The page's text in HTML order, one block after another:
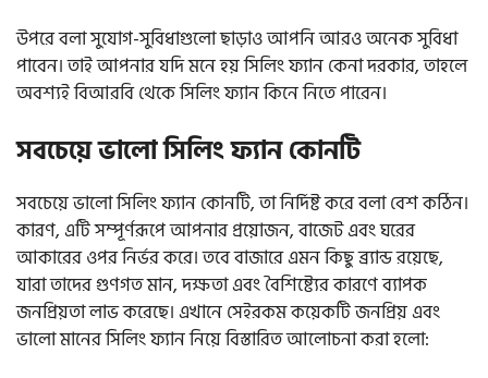
উপরে বলা সুযোগ-সুবিধাগুলো ছাড়াও আপনি আরও অনেক সুবিধা
পাবেন। তাই আপনার যদি মনে হয় সিলিং ফ্যান কেনা দরকার, তাহলে
অবশ্যই বিআরবি থেকে সিলিং ফ্যান কিনে নিতে পারেন।
সবচেয়ে ভালো সিলিং ফ্যান কোনটি
সবচেয়ে ভালো সিলিং ফ্যান কোনটি, তা নির্দিষ্ট করে বলা বেশ কঠিন।
কারণ, এটি সম্পূর্ণরূপে আপনার প্রয়োজন, বাজেট এবং ঘরের
আকারের ওপর নির্ভর করে। তবে বাজারে এমন কিছু ব্র্যান্ড রয়েছে,
যারা তাদের গুণগত মান, দক্ষতা এবং বৈশিষ্ট্যের কারণে ব্যাপক
জনপ্রিয়তা লাভ করেছে। এখানে সেইরকম কয়েকটি জনপ্রিয় এবং
ভালো মানের সিলিং ফ্যান নিয়ে বিস্তারিত আলোচনা করা হলো: